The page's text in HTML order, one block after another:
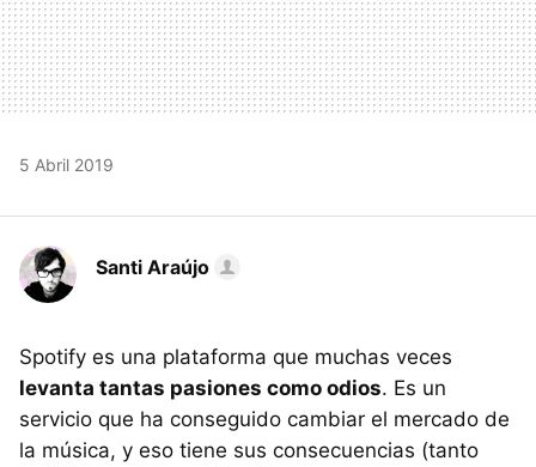
5 Abril 2019
Santi Araújo
Spotify es una plataforma que muchas veces
levanta tantas pasiones como odios. Es un
servicio que ha conseguido cambiar el mercado de
la música, y eso tiene sus consecuencias (tanto